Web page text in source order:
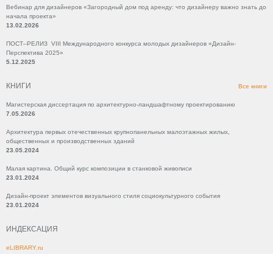
Вебинар для дизайнеров «Загородный дом под аренду: что дизайнеру важно знать до
начала проекта»
13.02.2026
ПОСТ–РЕЛИЗ VIII Международного конкурса молодых дизайнеров «Дизайн-
Перспектива 2025»
5.12.2025
КНИГИ Все книги
Магистерская диссертация по архитектурно-ландшафтному проектированию
7.05.2026
Архитектура первых отечественных крупнопанельных малоэтажных жилых,
общественных и производственных зданий
23.05.2024
Малая картина. Общий курс композиции в станковой живописи
23.01.2024
Дизайн-проект элементов визуального стиля социокультурного события
23.01.2024
ИНДЕКСАЦИЯ
eLIBRARY.ru